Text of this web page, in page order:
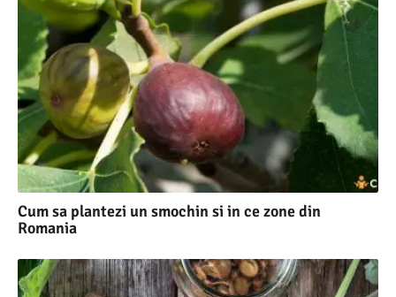
Cum sa plantezi un smochin si in ce zone din
Romania